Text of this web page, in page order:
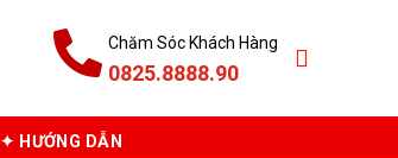
Chăm Sóc Khách Hàng
0825.8888.90
✦ HƯỚNG DẪN